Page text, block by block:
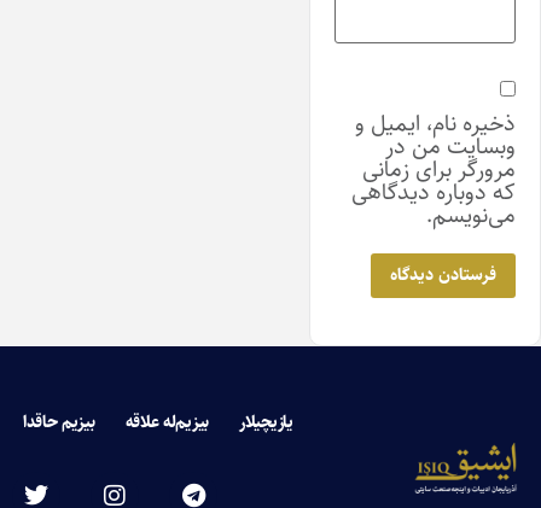
ذخیره نام، ایمیل و
وبسایت من در
مرورگر برای زمانی
که دوباره دیدگاهی
می‌نویسم.
یازیچیلار بیزیم‌له علاقه بیزیم حاقدا